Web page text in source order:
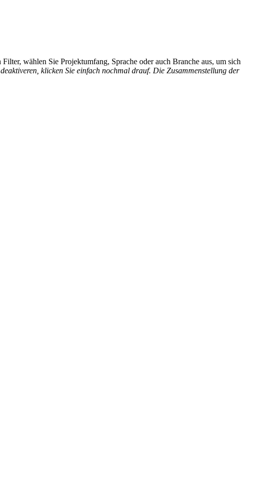
wählen Sie Projektumfang, Sprache oder auch Branche aus, um sich
klicken Sie einfach nochmal drauf. Die Zusammenstellung der